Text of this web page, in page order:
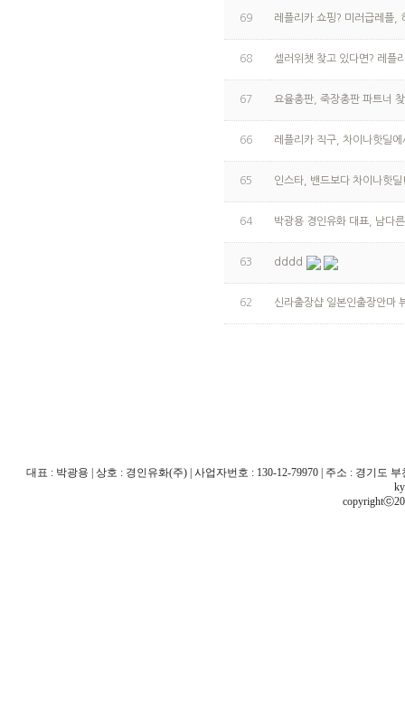
69 레플리카 쇼핑? 미러급레플,
68 셀러위챗 찾고 있다면? 레플
67 요율총판, 죽장총판 파트너
66 레플리카 직구, 차이나핫딜
65 인스타, 밴드보다 차이나핫
64 박광용 경인유화 대표, 남다
63 dddd
62 신라출장샵 일본인출장안마
대표 : 박광용 | 상호 : 경인유화(주) | 사업자번호 : 130-12-79970 | 주소 : 경기도